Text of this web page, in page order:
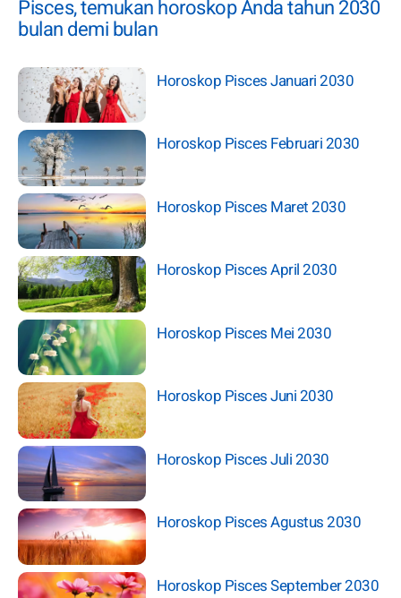
Pisces, temukan horoskop Anda tahun 2030
bulan demi bulan
Horoskop Pisces Januari 2030
Horoskop Pisces Februari 2030
Horoskop Pisces Maret 2030
Horoskop Pisces April 2030
Horoskop Pisces Mei 2030
Horoskop Pisces Juni 2030
Horoskop Pisces Juli 2030
Horoskop Pisces Agustus 2030
Horoskop Pisces September 2030